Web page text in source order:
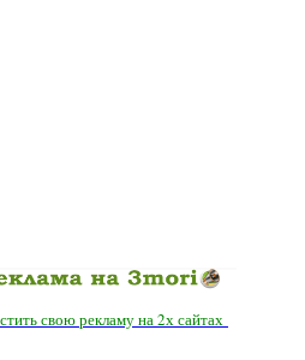
свою рекламу на 2х сайтах